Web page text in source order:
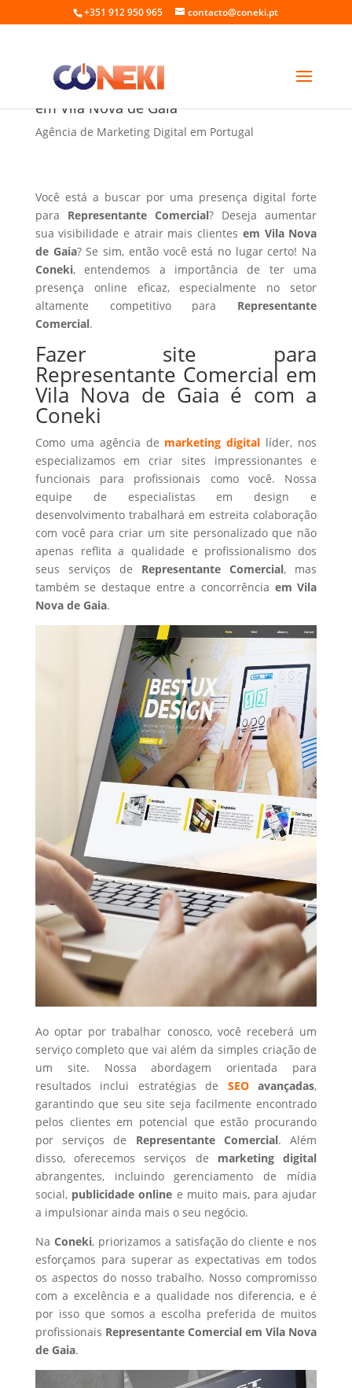
+351 912 950 965 contacto@coneki.pt
Fazer site para Representante Comercial
em Vila Nova de Gaia
Agência de Marketing Digital em Portugal
Você está a buscar por uma presença digital forte
para Representante Comercial? Deseja aumentar
sua visibilidade e atrair mais clientes em Vila Nova
de Gaia? Se sim, então você está no lugar certo! Na
Coneki, entendemos a importância de ter uma
presença online eficaz, especialmente no setor
altamente competitivo para Representante
Comercial.
Fazer site para
Representante Comercial em
Vila Nova de Gaia é com a
Coneki
Como uma agência de marketing digital líder, nos
especializamos em criar sites impressionantes e
funcionais para profissionais como você. Nossa
equipe de especialistas em design e
desenvolvimento trabalhará em estreita colaboração
com você para criar um site personalizado que não
apenas reflita a qualidade e profissionalismo dos
seus serviços de Representante Comercial, mas
também se destaque entre a concorrência em Vila
Nova de Gaia.
Ao optar por trabalhar conosco, você receberá um
serviço completo que vai além da simples criação de
um site. Nossa abordagem orientada para
resultados inclui estratégias de SEOavançadas,
garantindo que seu site seja facilmente encontrado
pelos clientes em potencial que estão procurando
por serviços de Representante Comercial. Além
disso, oferecemos serviços de marketing digital
abrangentes, incluindo gerenciamento de mídia
social, publicidade online e muito mais, para ajudar
a impulsionar ainda mais o seu negócio.
Na Coneki, priorizamos a satisfação do cliente e nos
esforçamos para superar as expectativas em todos
os aspectos do nosso trabalho. Nosso compromisso
com a excelência e a qualidade nos diferencia, e é
por isso que somos a escolha preferida de muitos
profissionais Representante Comercialem Vila Nova
de Gaia.